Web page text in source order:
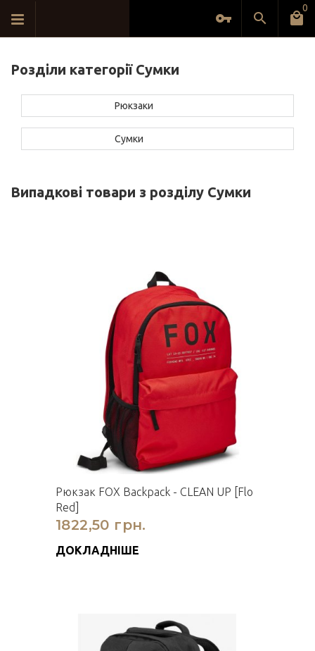
0
Розділи категорії Сумки
Рюкзаки
Сумки
Випадкові товари з розділу Сумки
Рюкзак FOX Backpack - CLEAN UP [Flo
Red]
1822,50 грн.
ДОКЛАДНІШЕ